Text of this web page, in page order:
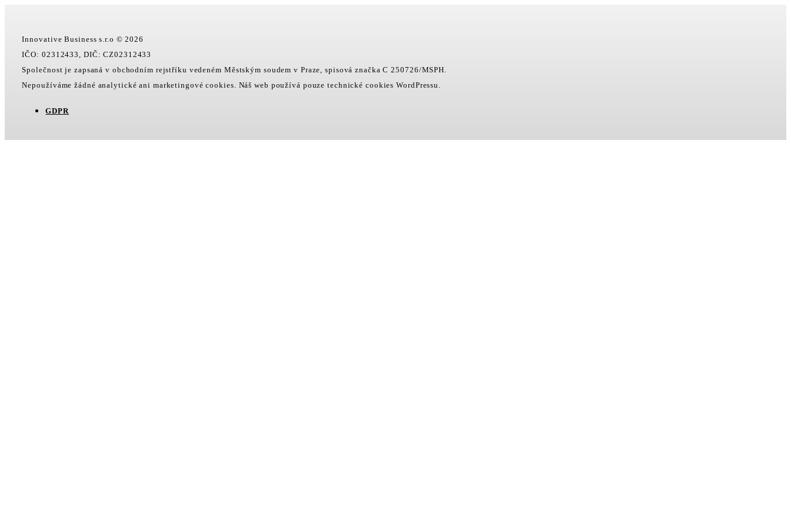
Innovative Business s.r.o © 2026
IČO: 02312433, DIČ: CZ02312433
Společnost je zapsaná v obchodním rejstříku vedeném Městským soudem v Praze, spisová značka C 250726/MSPH.
Nepoužíváme žádné analytické ani marketingové cookies. Náš web používá pouze technické cookies WordPressu.
GDPR